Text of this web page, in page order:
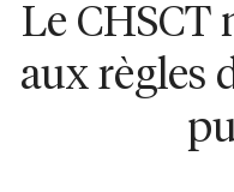
Le CHSCT
aux règles